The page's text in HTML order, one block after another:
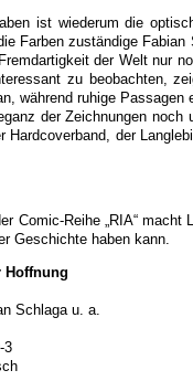
ist wiederum die
Farben zuständige
der Welt nur
zu beobachten,
während ruhige
der Zeichnungen
Hardcoverband, der
Comic-Reihe „RIA“
Geschichte haben kann.
Hoffnung
Schlaga u. a.
3